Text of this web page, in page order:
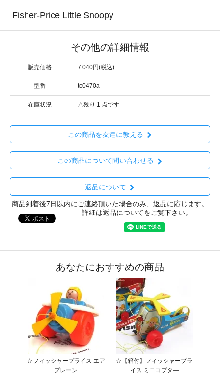
Fisher-Price Little Snoopy
その他の詳細情報
販売価格 7,040円(税込)
型番 to0470a
在庫状況 △残り 1 点です
この商品を友達に教える
この商品について問い合わせる
返品について
商品到着後7日以内にご連絡頂いた場合のみ、返品に応じます。
詳細は返品についてをご覧下さい。
あなたにおすすめの商品
☆フィッシャープライス エア
プレーン
☆【箱付】フィッシャープラ
イス ミニコプタ―